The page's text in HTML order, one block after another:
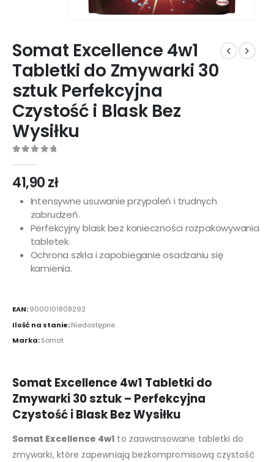
Somat Excellence 4w1
Tabletki do Zmywarki 30
sztuk Perfekcyjna
Czystość i Blask Bez
Wysiłku
41,90zł
Intensywne usuwanie przypaleń i trudnych
zabrudzeń.
Perfekcyjny blask bez konieczności rozpakowywania
tabletek.
Ochrona szkła i zapobieganie osadzaniu się
kamienia.
EAN:9000101808292
Ilość na stanie:Niedostępne
Marka:Somat
Somat Excellence 4w1 Tabletki do
Zmywarki 30 sztuk – Perfekcyjna
Czystość i Blask Bez Wysiłku
Somat Excellence 4w1 to zaawansowane tabletki do
zmywarki, które zapewniają bezkompromisową czystość